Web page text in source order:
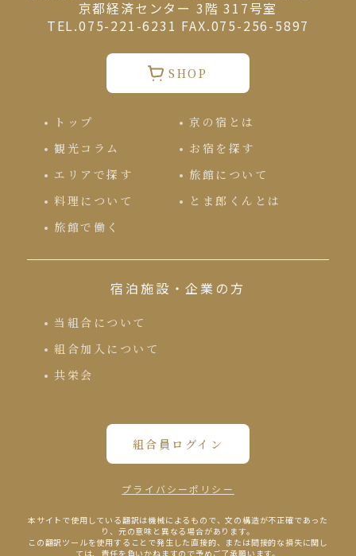
京都経済センター 3階 317号室
TEL.075-221-6231 FAX.075-256-5897
SHOP
トップ
京の宿とは
観光コラム
お宿を探す
エリアで探す
旅館について
料理について
とま郎くんとは
旅館で働く
宿泊施設・企業の方
当組合について
組合加入について
共栄会
組合員ログイン
プライバシーポリシー
本サイトで使⽤している翻訳は機械によるもので、⽂の構造が不正確であった
り、元の意味と異なる場合があります。
この翻訳ツールを使⽤することで発⽣した直接的、または間接的な損失に関し
ては、責任を負いかねますので予めご了承願います。